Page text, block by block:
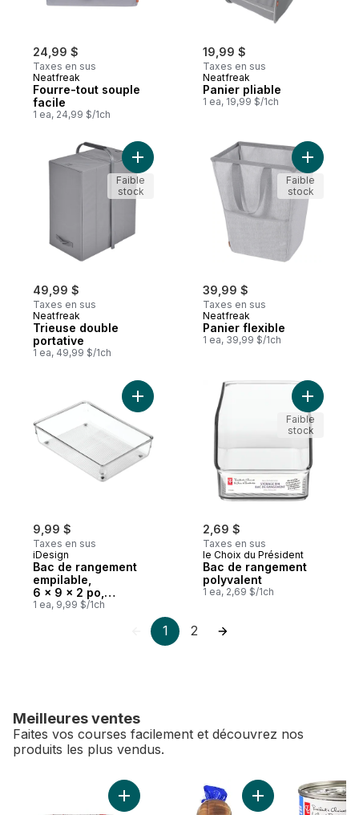
24,99 $
Taxes en sus
Neatfreak
Fourre-tout souple
facile
1 ea, 24,99 $/1ch
19,99 $
Taxes en sus
Neatfreak
Panier pliable
1 ea, 19,99 $/1ch
49,99 $
Taxes en sus
Neatfreak
Trieuse double
portative
1 ea, 49,99 $/1ch
Ajouter Trieuse double portative au
Faible
stock
39,99 $
Taxes en sus
Neatfreak
Panier flexible
1 ea, 39,99 $/1ch
Ajouter
Faible
stock
9,99 $
Taxes en sus
iDesign
Bac de rangement
empilable,
6 x 9 x 2 po,
transparent
1 ea, 9,99 $/1ch
Ajouter Bac de rangement empilable, 6
2,69 $
Taxes en sus
le Choix du Président
Bac de rangement
polyvalent
1 ea, 2,69 $/1ch
Ajouter
Faible
stock
1 2
Meilleures ventes
Faites vos courses facilement et découvrez nos
produits les plus vendus.
sauter Meilleures ventes
Ajouter Nouilles instantanées au panier
Ajouter Food